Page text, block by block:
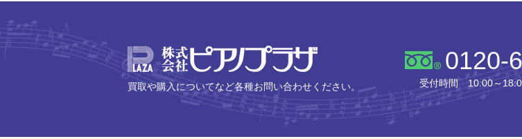
株式会社ピアノプラザ
買取や購入についてなど各種お問い合わせください。
0120-
受付時間 10:00～